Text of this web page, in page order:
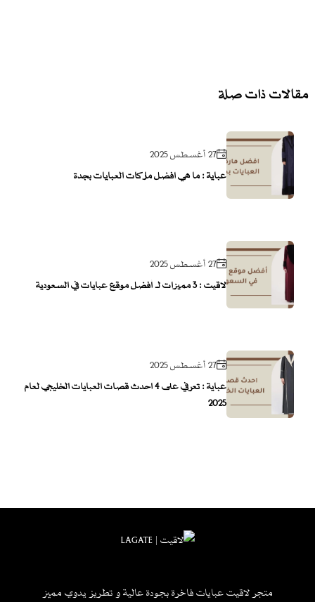
مقالات ذات صلة
27 أغسطس 2025
عباية : ما هي افضل ماركات العبايات بجدة
27 أغسطس 2025
لاقيت : 3 مميزات لـ أفضل موقع عبايات في السعودية
27 أغسطس 2025
عباية : تعرفي على 4 احدث قصات العبايات الخليجي لعام
2025
متجر لاقيت عبايات فاخرة بجودة عالية و تطريز يدوي مميز